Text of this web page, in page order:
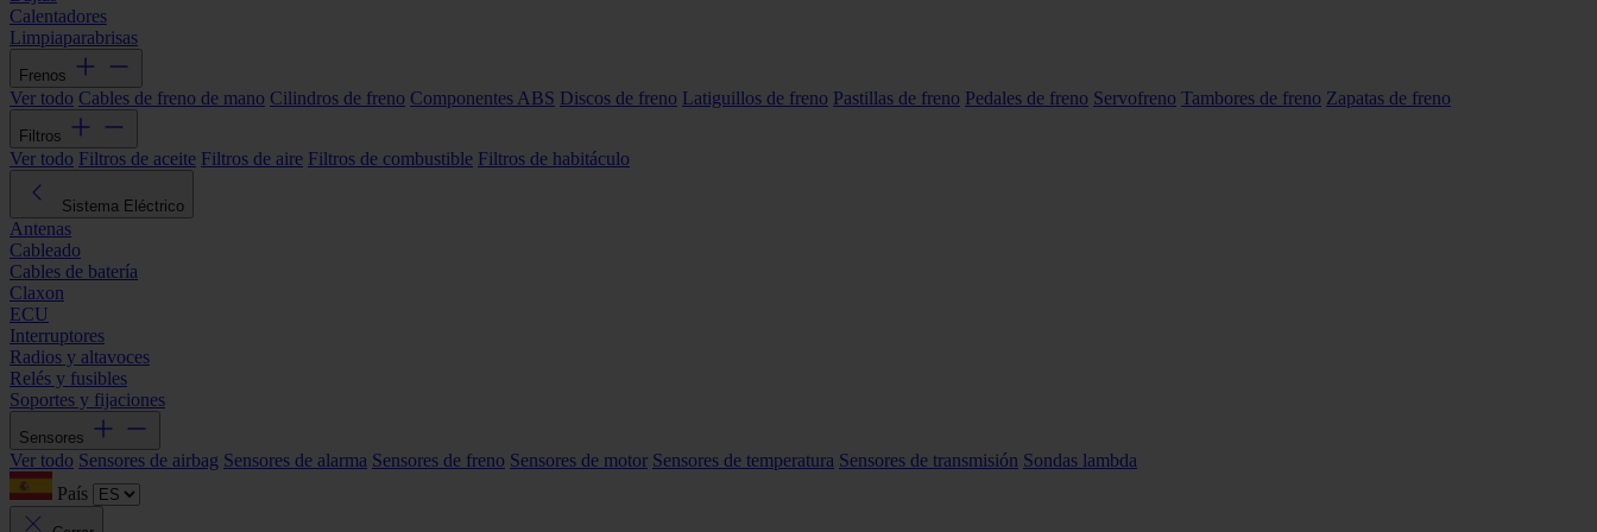
Calentadores
Limpiaparabrisas
Frenos
Ver todo Cables de freno de mano Cilindros de freno Componentes ABS Discos de freno Latiguillos de freno Pastillas de freno Pedales de freno Servofreno Tambores de freno Zapatas de freno
Filtros
Ver todo Filtros de aceite Filtros de aire Filtros de combustible Filtros de habitáculo
Sistema Eléctrico
Antenas
Cableado
Cables de batería
Claxon
ECU
Interruptores
Radios y altavoces
Relés y fusibles
Soportes y fijaciones
Sensores
Ver todo Sensores de airbag Sensores de alarma Sensores de freno Sensores de motor Sensores de temperatura Sensores de transmisión Sondas lambda
País